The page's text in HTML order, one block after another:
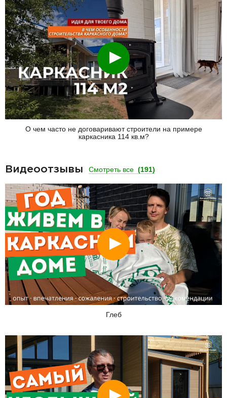
Смотреть
О чем часто не договаривают строители на примере
каркасника 114 кв.м?
Видеоотзывы Смотреть все (191)
Смотреть
Глеб
Смотреть